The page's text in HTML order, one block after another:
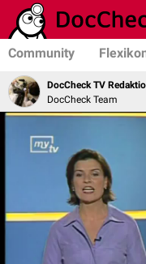
Community
DocCheck TV
DocCheck Team